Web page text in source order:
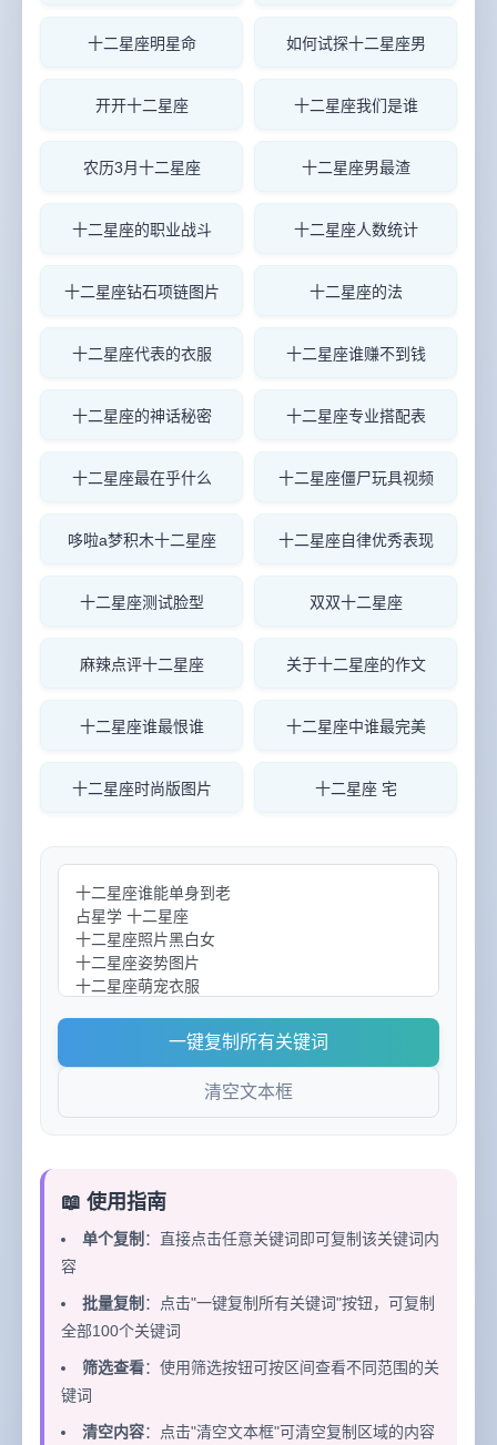
十二星座明星命 如何试探十二星座男
开开十二星座 十二星座我们是谁
农历3月十二星座 十二星座男最渣
十二星座的职业战斗 十二星座人数统计
十二星座钻石项链图片 十二星座的法
十二星座代表的衣服 十二星座谁赚不到钱
十二星座的神话秘密 十二星座专业搭配表
十二星座最在乎什么 十二星座僵尸玩具视频
哆啦a梦积木十二星座 十二星座自律优秀表现
十二星座测试脸型 双双十二星座
麻辣点评十二星座 关于十二星座的作文
十二星座谁最恨谁 十二星座中谁最完美
十二星座时尚版图片 十二星座 宅
一键复制所有关键词
清空文本框
📖 使用指南
单个复制 ：直接点击任意关键词即可复制该关键词内
容
批量复制 ：点击"一键复制所有关键词"按钮，可复制
全部100个关键词
筛选查看：使用筛选按钮可按区间查看不同范围的关
键词
清空内容：点击"清空文本框"可清空复制区域的内容